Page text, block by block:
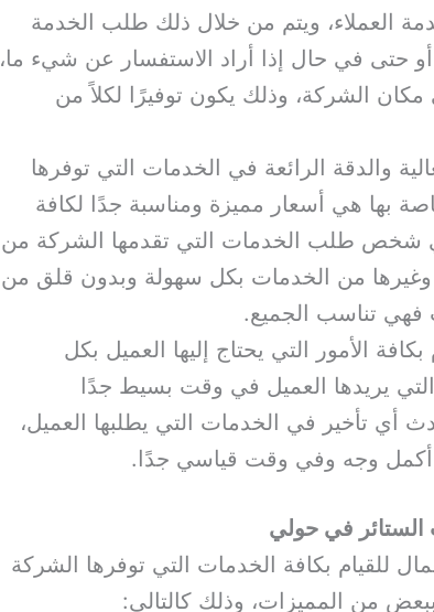
العملاء، ويتم من خلال ذلك طلب الخدمة
أو حتى في حال إذا أراد الاستفسار عن شيء ما،
الشركة، وذلك يكون توفيرًا لكلاً من
والدقة الرائعة في الخدمات التي توفرها
بها هي أسعار مميزة ومناسبة جدًا لكافة
شخص طلب الخدمات التي تقدمها الشركة من
وغيرها من الخدمات بكل سهولة وبدون قلق من
فهي تناسب الجميع.
الأمور التي يحتاج إليها العميل بكل
يريدها العميل في وقت بسيط جدًا
أي تأخير في الخدمات التي يطلبها العميل،
أكمل وجه وفي وقت قياسي جدًا.
الستائر في حولي
للقيام بكافة الخدمات التي توفرها الشركة
ببعض من المميزات، وذلك كالتالي: